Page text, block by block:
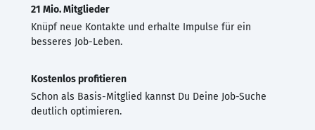
21 Mio. Mitglieder
Knüpf neue Kontakte und erhalte Impulse für ein
besseres Job-Leben.
Kostenlos profitieren
Schon als Basis-Mitglied kannst Du Deine Job-Suche
deutlich optimieren.